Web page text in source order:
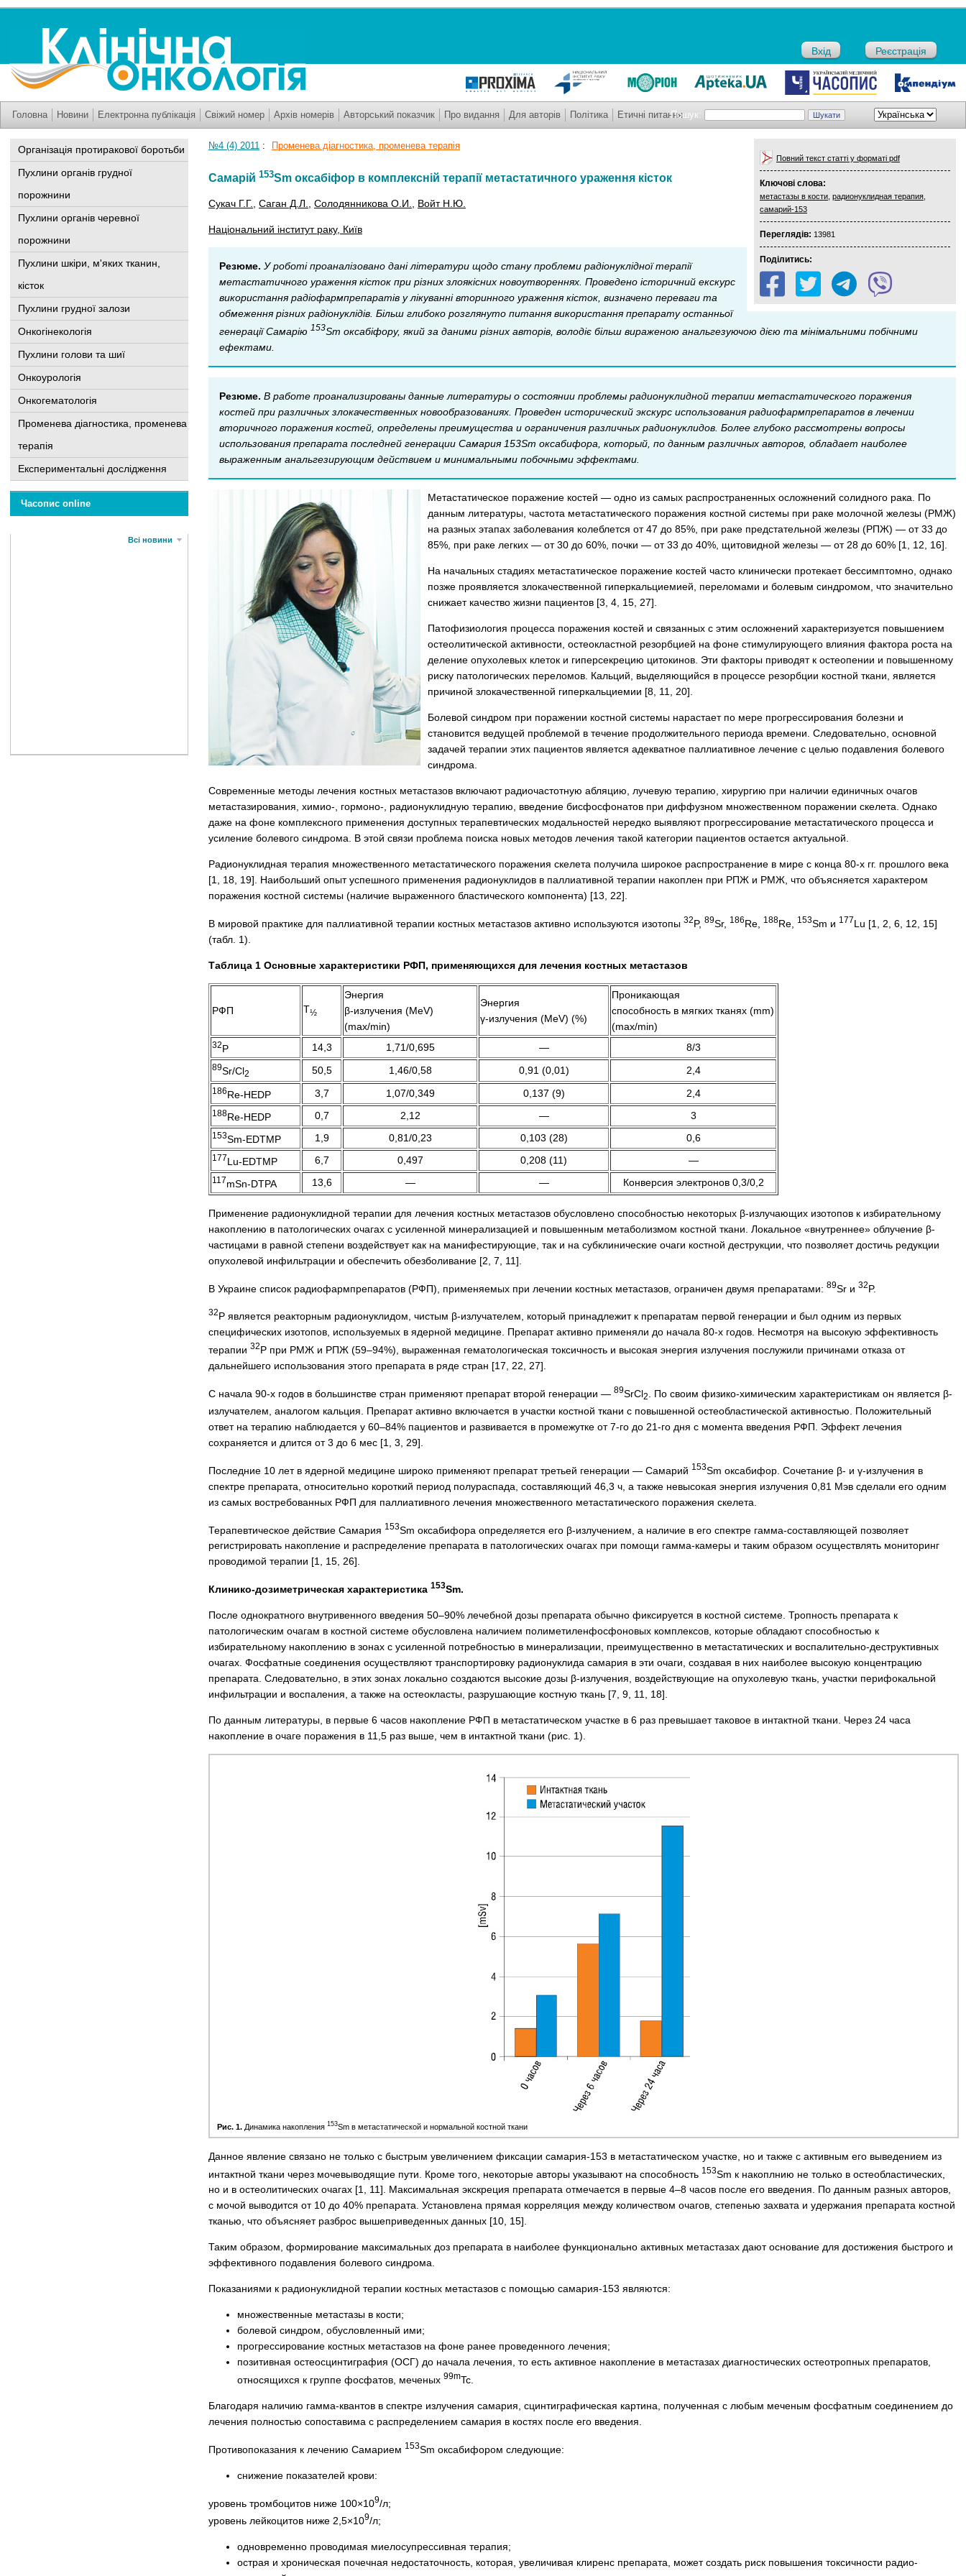
Вхід Реєстрація
Пошук:
Головна Новини Електронна публікація Свіжий номер Архів номерів Авторський показчик Про видання Для авторів Політика Етичні питання
Організація протиракової боротьби
Пухлини органів грудної
порожнини
Пухлини органів черевної
порожнини
Пухлини шкіри, м'яких тканин,
кісток
Пухлини грудної залози
Онкогінекологія
Пухлини голови та шиї
Онкоурологія
Онкогематологія
Променева діагностика, променева
терапія
Експериментальні дослідження
Часопис online
Всі новини
Повний текст статті у форматі pdf
Ключові слова:
метастазы в кости радионуклидная терапия
самарий-153
Переглядів: 13981
Поділитись:
№4 (4) 2011 : Променева діагностика, променева терапія
Самарій 153Sm оксабіфор в комплексній терапії метастатичного ураження кісток
Сукач Г.Г., Саган Д.Л., Солодянникова О.И., Войт Н.Ю.
Національний інститут раку, Київ
Резюме. У роботі проаналізовано дані літератури щодо стану проблеми радіонуклідної терапії
метастатичного ураження кісток при різних злоякісних новоутвореннях. Проведено історичний екскурс
використання радіофармпрепаратів у лікуванні вторинного ураження кісток, визначено переваги та
обмеження різних радіонуклідів. Більш глибоко розглянуто питання використання препарату останньої
генерації Самарію 153Sm оксабіфору, який за даними різних авторів, володіє більш вираженою анальгезуючою дією та мінімальними побічними
ефектами.
Резюме. В работе проанализированы данные литературы о состоянии проблемы радионуклидной терапии метастатического поражения
костей при различных злокачественных новообразованиях. Проведен исторический экскурс использования радиофармпрепаратов в лечении
вторичного поражения костей, определены преимущества и ограничения различных радионуклидов. Более глубоко рассмотрены вопросы
использования препарата последней генерации Самария 153Sm оксабифора, который, по данным различных авторов, обладает наиболее
выраженным анальгезирующим действием и минимальными побочными эффектами.
Метастатическое поражение костей — одно из самых распространенных осложнений солидного рака. По
данным литературы, частота метастатического поражения костной системы при раке молочной железы (РМЖ)
на разных этапах заболевания колеблется от 47 до 85%, при раке предстательной железы (РПЖ) — от 33 до
85%, при раке легких — от 30 до 60%, почки — от 33 до 40%, щитовидной железы — от 28 до 60% [1, 12, 16].
На начальных стадиях метастатическое поражение костей часто клинически протекает бессимптомно, однако
позже проявляется злокачественной гиперкальциемией, переломами и болевым синдромом, что значительно
снижает качество жизни пациентов [3, 4, 15, 27].
Патофизиология процесса поражения костей и связанных с этим осложнений характеризуется повышением
остеолитической активности, остеокластной резорбцией на фоне стимулирующего влияния фактора роста на
деление опухолевых клеток и гиперсекрецию цитокинов. Эти факторы приводят к остеопении и повышенному
риску патологических переломов. Кальций, выделяющийся в процессе резорбции костной ткани, является
причиной злокачественной гиперкальциемии [8, 11, 20].
Болевой синдром при поражении костной системы нарастает по мере прогрессирования болезни и
становится ведущей проблемой в течение продолжительного периода времени. Следовательно, основной
задачей терапии этих пациентов является адекватное паллиативное лечение с целью подавления болевого
синдрома.
Современные методы лечения костных метастазов включают радиочастотную абляцию, лучевую терапию, хирургию при наличии единичных очагов
метастазирования, химио-, гормоно-, радионуклидную терапию, введение бисфосфонатов при диффузном множественном поражении скелета. Однако
даже на фоне комплексного применения доступных терапевтических модальностей нередко выявляют прогрессирование метастатического процесса и
усиление болевого синдрома. В этой связи проблема поиска новых методов лечения такой категории пациентов остается актуальной.
Радионуклидная терапия множественного метастатического поражения скелета получила широкое распространение в мире с конца 80-х гг. прошлого века
[1, 18, 19]. Наибольший опыт успешного применения радионуклидов в паллиативной терапии накоплен при РПЖ и РМЖ, что объясняется характером
поражения костной системы (наличие выраженного бластического компонента) [13, 22].
В мировой практике для паллиативной терапии костных метастазов активно используются изотопы 32P, 89Sr, 186Re, 188Re, 153Sm и 177Lu [1, 2, 6, 12, 15]
(табл. 1).
Таблица 1 Основные характеристики РФП, применяющихся для лечения костных метастазов
РФП Т½
Энергия
β-излучения (MeV)
(max/min)
Энергия
γ-излучения (MeV) (%)
Проникающая
способность в мягких тканях (mm)
(max/min)
32P 14,3 1,71/0,695 — 8/3
89Sr/Cl2 50,5 1,46/0,58 0,91 (0,01) 2,4
186Re-HEDP 3,7 1,07/0,349 0,137 (9) 2,4
188Re-HEDP 0,7 2,12 — 3
153Sm-EDTMP 1,9 0,81/0,23 0,103 (28) 0,6
177Lu-EDTMP 6,7 0,497 0,208 (11) —
117mSn-DTPA 13,6 — — Конверсия электронов 0,3/0,2
Применение радионуклидной терапии для лечения костных метастазов обусловлено способностью некоторых β-излучающих изотопов к избирательному
накоплению в патологических очагах с усиленной минерализацией и повышенным метаболизмом костной ткани. Локальное «внутреннее» облучение β-
частицами в равной степени воздействует как на манифестирующие, так и на субклинические очаги костной деструкции, что позволяет достичь редукции
опухолевой инфильтрации и обеспечить обезболивание [2, 7, 11].
В Украине список радиофармпрепаратов (РФП), применяемых при лечении костных метастазов, ограничен двумя препаратами: 89Sr и 32P.
32Р является реакторным радионуклидом, чистым β-излучателем, который принадлежит к препаратам первой генерации и был одним из первых
специфических изотопов, используемых в ядерной медицине. Препарат активно применяли до начала 80-х годов. Несмотря на высокую эффективность
терапии 32Р при РМЖ и РПЖ (59–94%), выраженная гематологическая токсичность и высокая энергия излучения послужили причинами отказа от
дальнейшего использования этого препарата в ряде стран [17, 22, 27].
С начала 90-х годов в большинстве стран применяют препарат второй генерации — 89SrCl2
. По своим физико-химическим характеристикам он является β-
излучателем, аналогом кальция. Препарат активно включается в участки костной ткани с повышенной остеобластической активностью. Положительный
ответ на терапию наблюдается у 60–84% пациентов и развивается в промежутке от 7-го до 21-го дня с момента введения РФП. Эффект лечения
сохраняется и длится от 3 до 6 мес [1, 3, 29].
Последние 10 лет в ядерной медицине широко применяют препарат третьей генерации — Самарий 153Sm оксабифор. Сочетание β- и γ-излучения в
спектре препарата, относительно короткий период полураспада, составляющий 46,3 ч, а также невысокая энергия излучения 0,81 Мэв сделали его одним
из самых востребованных РФП для паллиативного лечения множественного метастатического поражения скелета.
Терапевтическое действие Самария 1 53Sm оксабифора определяется его β-излучением, а наличие в его спектре гамма-составляющей позволяет
регистрировать накопление и распределение препарата в патологических очагах при помощи гамма-камеры и таким образом осуществлять мониторинг
проводимой терапии [1, 15, 26].
Клинико-дозиметрическая характеристика 153Sm.
После однократного внутривенного введения 50–90% лечебной дозы препарата обычно фиксируется в костной системе. Тропность препарата к
патологическим очагам в костной системе обусловлена наличием полиметиленфосфоновых комплексов, которые обладают способностью к
избирательному накоплению в зонах с усиленной потребностью в минерализации, преимущественно в метастатических и воспалительно-деструктивных
очагах. Фосфатные соединения осуществляют транспортировку радионуклида самария в эти очаги, создавая в них наиболее высокую концентрацию
препарата. Следовательно, в этих зонах локально создаются высокие дозы β-излучения, воздействующие на опухолевую ткань, участки перифокальной
инфильтрации и воспаления, а также на остеокласты, разрушающие костную ткань [7, 9, 11, 18].
По данным литературы, в первые 6 часов накопление РФП в метастатическом участке в 6 раз превышает таковое в интактной ткани. Через 24 часа
накопление в очаге поражения в 11,5 раз выше, чем в интактной ткани (рис. 1).
Рис. 1. Динамика накопления 153Sm в метастатической и нормальной кост­ной ткани
Данное явление связано не только с быстрым увеличением фиксации самария-153 в метастатическом участке, но и также с активным его выведением из
интактной ткани через мочевыводящие пути. Кроме того, некоторые авторы указывают на способность 153Sm к накоплнию не только в остеобластических,
но и в остеолитических очагах [1, 11]. Максимальная экскреция препарата отмечается в первые 4–8 часов после его введения. По данным разных авторов,
с мочой выводится от 10 до 40% препарата. Установлена прямая корреляция между количеством очагов, степенью захвата и удержания препарата костной
тканью, что объясняет разброс вышеприведенных данных [10, 15].
Таким образом, формирование мак­си­мальных доз препарата в наиболее функционально активных метастазах дают основание для достижения быстрого и
эффективного подавления болевого синдрома.
Показаниями к радионуклидной терапии костных метастазов с помощью самария-153 являются:
множественные метастазы в кости;
болевой синдром, обусловленный ими;
прогрессирование костных мета­­с­тазов на фоне ранее проведенного лечения;
позитивная остеосцинтиграфия (ОСГ) до начала лечения, то есть активное накопление в метастазах диагностических остеотропных препаратов,
относящихся к группе фосфатов, меченых 99mTc.
Благодаря наличию гамма-квантов в спектре излучения самария, сцинтиграфическая картина, полученная с любым меченым фосфатным соединением до
лечения полностью сопоставима с распределением самария в костях после его введения.
Противопоказания к лечению Самарием 153Sm оксабифором следующие:
снижение показателей крови:
уровень тромбоцитов ниже 100×109/л;
уровень лейкоцитов ниже 2,5×109/л;
одновременно проводимая миелосупрессивная терапия;
острая и хроническая почечная недостаточность, которая, увеличивая клиренс препарата, может создать риск повышения токсичности радио­